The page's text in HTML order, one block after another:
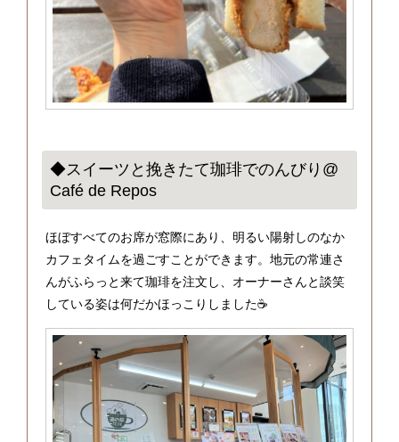
◆スイーツと挽きたて珈琲でのんびり@
Café de Repos
ほぼすべてのお席が窓際にあり、明るい陽射しのなか
カフェタイムを過ごすことができます。地元の常連さ
んがふらっと来て珈琲を注文し、オーナーさんと談笑
している姿は何だかほっこりしました☕